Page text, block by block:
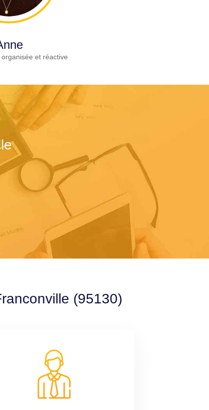
et réactive
(95130)